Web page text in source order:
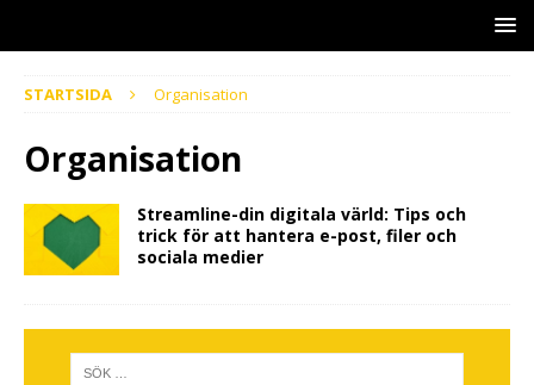
STARTSIDA Organisation
Organisation
Streamline-din digitala värld: Tips och
trick för att hantera e-post, filer och
sociala medier